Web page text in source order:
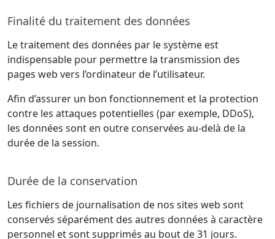
Finalité du traitement des données
Le traitement des données par le système est
indispensable pour permettre la transmission des
pages web vers l’ordinateur de l’utilisateur.
Afin d’assurer un bon fonctionnement et la protection
contre les attaques potentielles (par exemple, DDoS),
les données sont en outre conservées au-delà de la
durée de la session.
Durée de la conservation
Les fichiers de journalisation de nos sites web sont
conservés séparément des autres données à caractère
personnel et sont supprimés au bout de 31 jours.